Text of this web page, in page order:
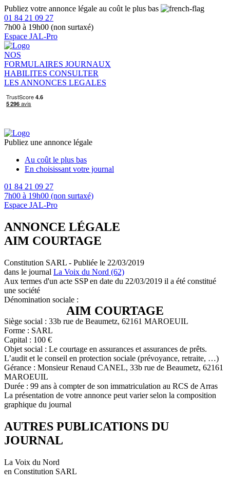
Publiez votre annonce légale au coût le plus bas
01 84 21 09 27
7h00 à 19h00 (non surtaxé)
Espace JAL-Pro
NOS
FORMULAIRES JOURNAUX
HABILITES CONSULTER
LES ANNONCES LEGALES
Publiez une annonce légale
Au coût le plus bas
En choisissant votre journal
01 84 21 09 27
7h00 à 19h00 (non surtaxé)
Espace JAL-Pro
ANNONCE LÉGALE
AIM COURTAGE
Constitution SARL - Publiée le 22/03/2019
dans le journal La Voix du Nord (62)
Aux termes d'un acte SSP en date du 22/03/2019 il a été constitué
une société
Dénomination sociale :
AIM COURTAGE
Siège social : 33b rue de Beaumetz, 62161 MAROEUIL
Forme : SARL
Capital : 100 €
Objet social : Le courtage en assurances et assurances de prêts.
L’audit et le conseil en protection sociale (prévoyance, retraite, …)
Gérance : Monsieur Renaud CANEL, 33b rue de Beaumetz, 62161
MAROEUIL
Durée : 99 ans à compter de son immatriculation au RCS de Arras
La présentation de votre annonce peut varier selon la composition
graphique du journal
AUTRES PUBLICATIONS DU
JOURNAL
La Voix du Nord
en Constitution SARL